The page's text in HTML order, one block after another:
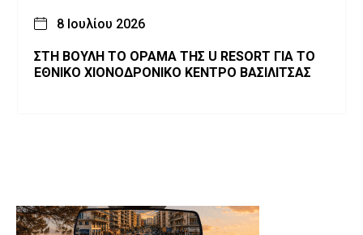
8 Ιουλίου 2026
ΣΤΗ ΒΟΥΛΗ ΤΟ ΟΡΑΜΑ ΤΗΣ U RESORT ΓΙΑ ΤΟ
ΕΘΝΙΚΟ ΧΙΟΝΟΔΡΟΝΙΚΟ ΚΕΝΤΡΟ ΒΑΣΙΛΙΤΣΑΣ